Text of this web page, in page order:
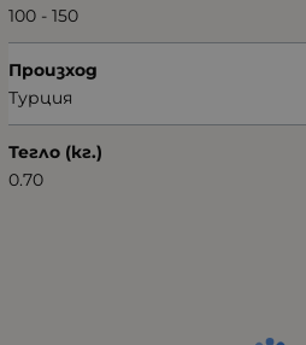
100 - 150
Произход
Турция
Тегло (кг.)
0.70